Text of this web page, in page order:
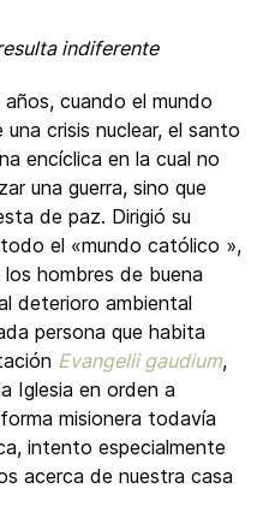
indiferente
cuando el mundo
crisis nuclear, el santo
encíclica en la cual no
una guerra, sino que
de paz. Dirigió su
el «mundo católico »,
hombres de buena
deterioro ambiental
persona que habita
Evangelii gaudium,
Iglesia en orden a
misionera todavía
intento especialmente
acerca de nuestra casa